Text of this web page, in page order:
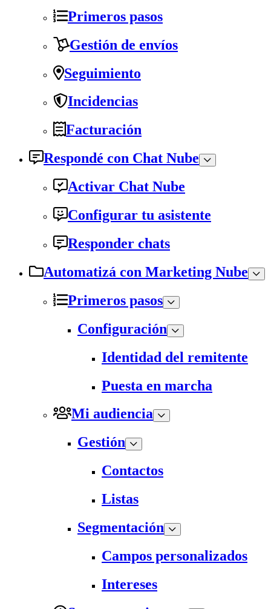
Primeros pasos
Gestión de envíos
Seguimiento
Incidencias
Facturación
Respondé con Chat Nube
Activar Chat Nube
Configurar tu asistente
Responder chats
Automatizá con Marketing Nube
Primeros pasos
Configuración
Identidad del remitente
Puesta en marcha
Mi audiencia
Gestión
Contactos
Listas
Segmentación
Campos personalizados
Intereses